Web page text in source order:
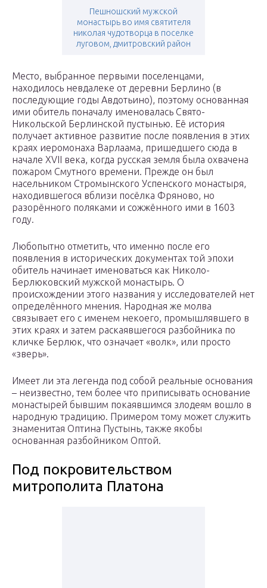
Пешношский мужской
монастырь во имя святителя
николая чудотворца в поселке
луговом, дмитровский район
Место, выбранное первыми поселенцами,
находилось невдалеке от деревни Берлино (в
последующие годы Авдотьино), поэтому основанная
ими обитель поначалу именовалась Свято-
Никольской Берлинской пустынью. Её история
получает активное развитие после появления в этих
краях иеромонаха Варлаама, пришедшего сюда в
начале XVII века, когда русская земля была охвачена
пожаром Смутного времени. Прежде он был
насельником Стромынского Успенского монастыря,
находившегося вблизи посёлка Фряново, но
разорённого поляками и сожжённого ими в 1603
году.
Любопытно отметить, что именно после его
появления в исторических документах той эпохи
обитель начинает именоваться как Николо-
Берлюковский мужской монастырь. О
происхождении этого названия у исследователей нет
определённого мнения. Народная же молва
связывает его с именем некоего, промышлявшего в
этих краях и затем раскаявшегося разбойника по
кличке Берлюк, что означает «волк», или просто
«зверь».
Имеет ли эта легенда под собой реальные основания
– неизвестно, тем более что приписывать основание
монастырей бывшим покаявшимся злодеям вошло в
народную традицию. Примером тому может служить
знаменитая Оптина Пустынь, также якобы
основанная разбойником Оптой.
Под покровительством
митрополита Платона